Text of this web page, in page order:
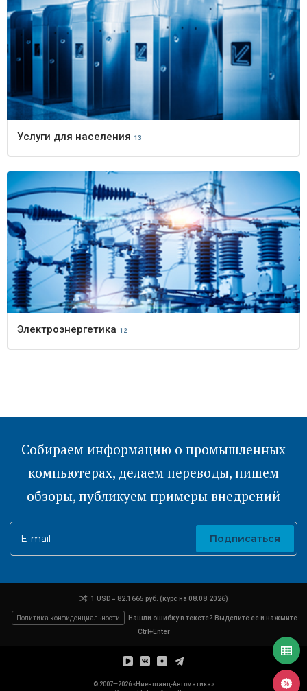
Услуги для населения 13
Электроэнергетика 12
Собираем информацию о промышленных
компьютерах, делаем переводы, пишем
обзоры, публикуем примеры внедрений
E-mail Подписаться
1 USD = 82.1665 руб. (курс на 08.08.2026)
Политика конфиденциальности
Нашли ошибку в тексте? Выделите ее и нажмите
Ctrl+Enter
© 2007—2026 «Ниеншанц-Автоматика»